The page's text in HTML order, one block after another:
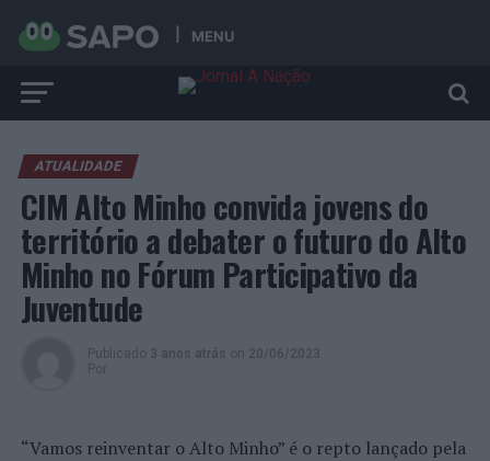
MENU
ATUALIDADE
CIM Alto Minho convida jovens do
território a debater o futuro do Alto
Minho no Fórum Participativo da
Juventude
Publicado 3 anos atrás on 20/06/2023
Por
“Vamos reinventar o Alto Minho” é o repto lançado pela